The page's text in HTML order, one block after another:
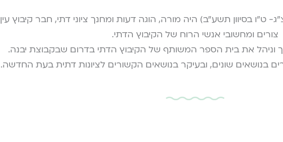
ט"ו בסיוון תשע"ב) היה מורה, הוגה דעות ומחנך ציוני דתי, חבר קיבוץ עין
צורים ומחשובי אנשי הרוח של הקיבוץ הדתי.
וניהל את בית הספר המשותף של הקיבוץ הדתי בדרום שבקבוצת יבנה.
בנושאים שונים, ובעיקר בנושאים הקשורים לציונות דתית בעת החדשה.